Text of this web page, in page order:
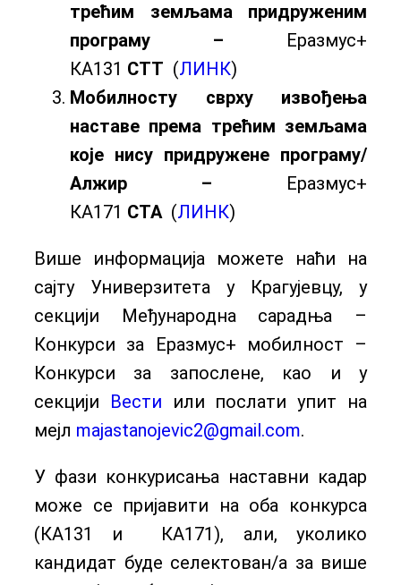
трећим земљама придруженим
програму –
Еразмус+
КА131 СТТ (ЛИНК)
Мобилносту сврху извођења
наставе према трећим земљама
које нису придружене програму/
Алжир –
Еразмус+
КА171 СТА(ЛИНК)
Више информација можете наћи на
сајту Универзитета у Крагујевцу, у
секцији Међународна сарадња –
Конкурси за Еразмус+ мобилност –
Конкурси за запослене, као и у
секцији Вести или послати упит на
мејл majastanojevic2@gmail.com.
У фази конкурисања наставни кадар
може се пријавити на оба конкурса
(КА131 и КА171), али, уколико
кандидат буде селектован/а за више